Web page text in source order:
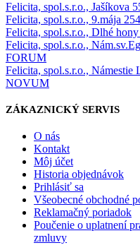
Felicita, spol.s.r.o., Jašíkova
Felicita, spol.s.r.o., 9.mája
Felicita, spol.s.r.o., Dlhé
Felicita, spol.s.r.o.,
FORUM
Felicita, spol.s.r.o., Námestie
NOVUM
ZÁKAZNICKÝ SERVIS
O nás
Kontakt
Môj účet
Historia objednávok
Prihlásiť sa
Všeobecné obchodné
Reklamačný poriadok
Poučenie o uplatnení
zmluvy